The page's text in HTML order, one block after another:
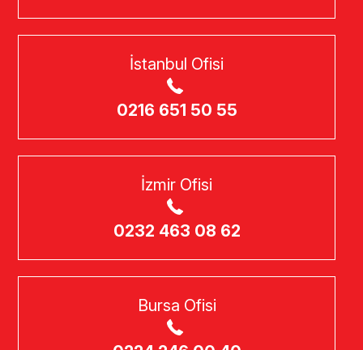
İstanbul Ofisi
0216 651 50 55
İzmir Ofisi
0232 463 08 62
Bursa Ofisi